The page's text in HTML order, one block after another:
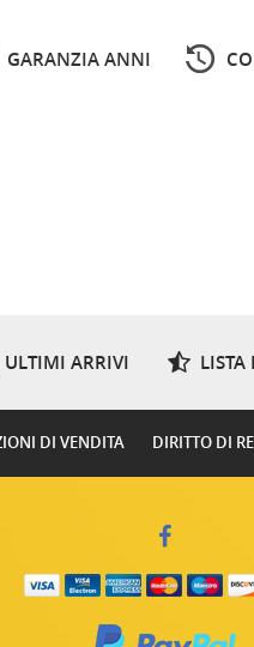
GARANZIA ANNI
ULTIMI ARRIVI LISTA
DI VENDITA DIRITTO DI